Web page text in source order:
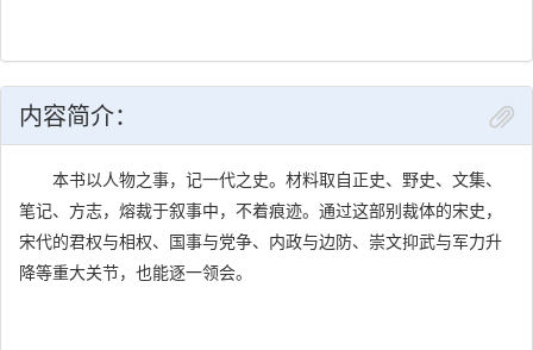
内容简介：
本书以人物之事，记一代之史。材料取自正史、野史、文集、
笔记、方志，熔裁于叙事中，不着痕迹。通过这部别裁体的宋史，
宋代的君权与相权、国事与党争、内政与边防、崇文抑武与军力升
降等重大关节，也能逐一领会。